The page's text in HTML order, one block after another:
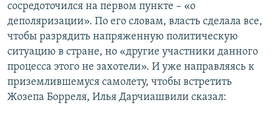
сосредоточился на первом пункте – «о
деполяризации». По его словам, власть сделала все,
чтобы разрядить напряженную политическую
ситуацию в стране, но «другие участники данного
процесса этого не захотели». И уже направляясь к
приземлившемуся самолету, чтобы встретить
Жозепа Борреля, Илья Дарчиашвили сказал: